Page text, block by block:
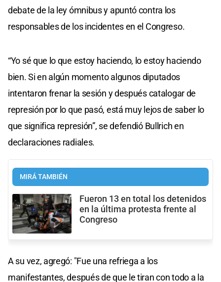
debate de la ley ómnibus y apuntó contra los
responsables de los incidentes en el Congreso.
“Yo sé que lo que estoy haciendo, lo estoy haciendo
bien. Si en algún momento algunos diputados
intentaron frenar la sesión y después catalogar de
represión por lo que pasó, está muy lejos de saber lo
que significa represión”, se defendió Bullrich en
declaraciones radiales.
MIRÁ TAMBIÉN
Fueron 13 en total los detenidos
en la última protesta frente al
Congreso
A su vez, agregó: "Fue una refriega a los
manifestantes, después de que le tiran con todo a la